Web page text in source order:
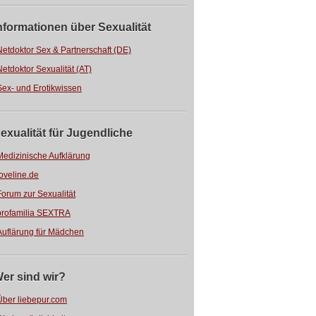
über Sexualität
Sex & Partnerschaft (DE)
Sexualität (AT)
und Erotikwissen
für Jugendliche
Aufklärung
zur Sexualität
SEXTRA
für Mädchen
sind wir?
liebepur.com